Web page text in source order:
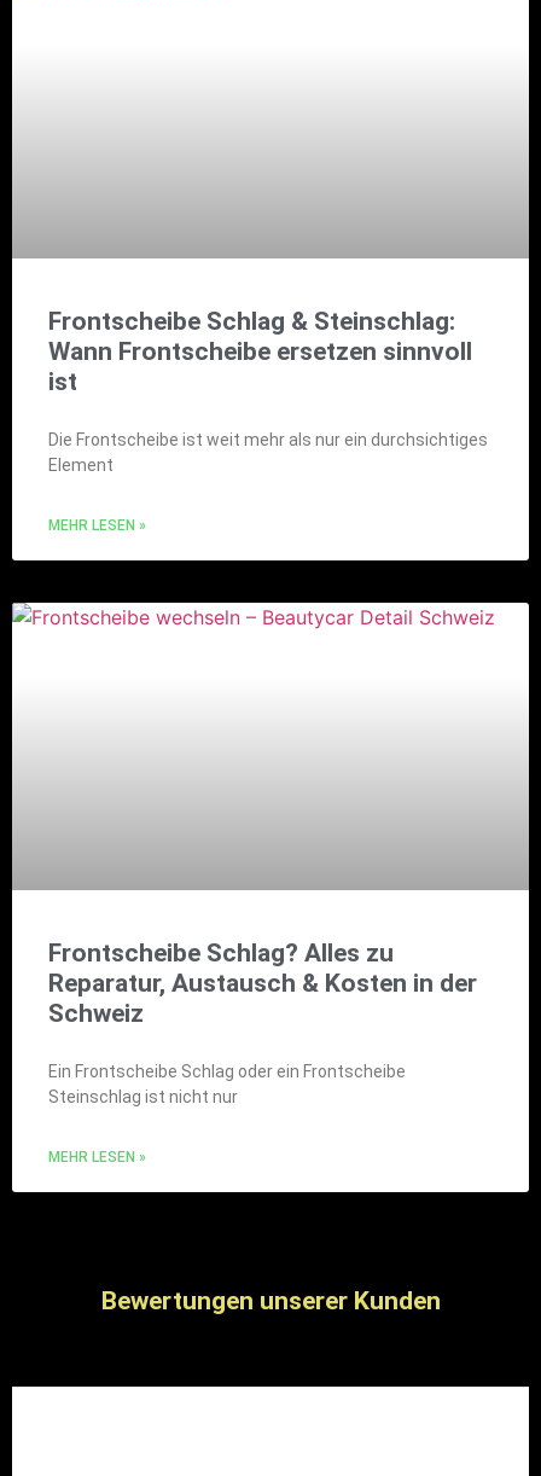
Frontscheibe Schlag & Steinschlag:
Wann Frontscheibe ersetzen sinnvoll
ist
Die Frontscheibe ist weit mehr als nur ein durchsichtiges
Element
MEHR LESEN »
Frontscheibe Schlag? Alles zu
Reparatur, Austausch & Kosten in der
Schweiz
Ein Frontscheibe Schlag oder ein Frontscheibe
Steinschlag ist nicht nur
MEHR LESEN »
Bewertungen unserer Kunden